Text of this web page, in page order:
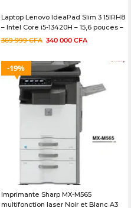
Laptop Lenovo IdeaPad Slim 3 15IRH8
– Intel Core i5-13420H – 15,6 pouces –
NVMe 512/8GB – 06mois
369 999CFA 340 000 CFA
19%
Imprimante Sharp MX-M565
multifonction laser Noir et Blanc A3